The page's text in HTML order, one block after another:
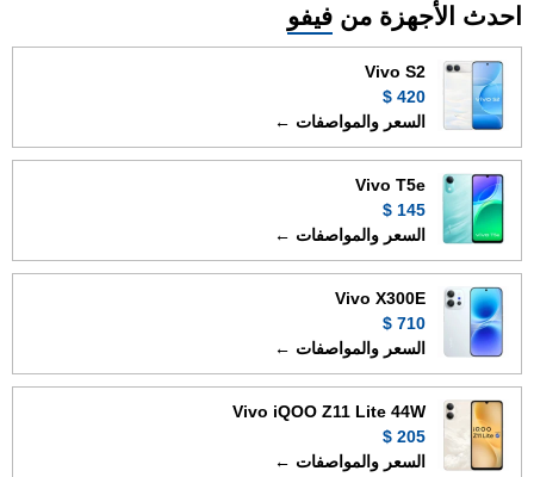
احدث الأجهزة من فيفو
Vivo S2
420 $
السعر والمواصفات ←
Vivo T5e
145 $
السعر والمواصفات ←
Vivo X300E
710 $
السعر والمواصفات ←
Vivo iQOO Z11 Lite 44W
205 $
السعر والمواصفات ←